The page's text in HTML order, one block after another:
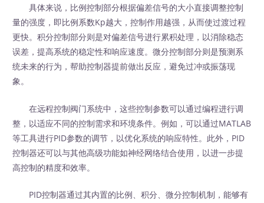
具体来说，比例控制部分根据偏差信号的大小直接调整控制
量的强度，即比例系数Kp越大，控制作用越强，从而使过渡过程
更快。积分控制部分则是对偏差信号进行累积处理，以消除稳态
误差，提高系统的稳定性和响应速度。微分控制部分则是预测系
统未来的行为，帮助控制器提前做出反应，避免过冲或振荡现
象。
在远程控制阀门系统中，这些控制参数可以通过编程进行调
整，以适应不同的控制需求和环境条件。例如，可以通过MATLAB
等工具进行PID参数的调节，以优化系统的响应特性。此外，PID
控制器还可以与其他高级功能如神经网络结合使用，以进一步提
高控制的精度和效率。
PID控制器通过其内置的比例、积分、微分控制机制，能够有